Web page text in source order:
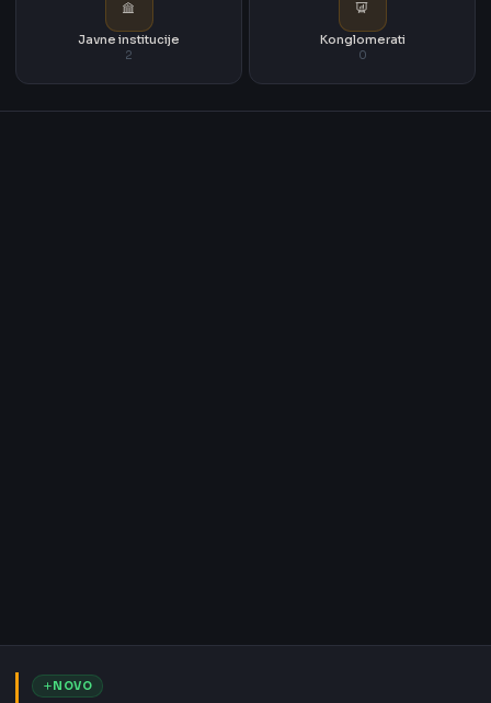
Javne institucije
2
Konglomerati
0
NOVO